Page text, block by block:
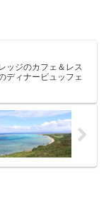
ッジのカフェ＆レス
ディナービュッフェ